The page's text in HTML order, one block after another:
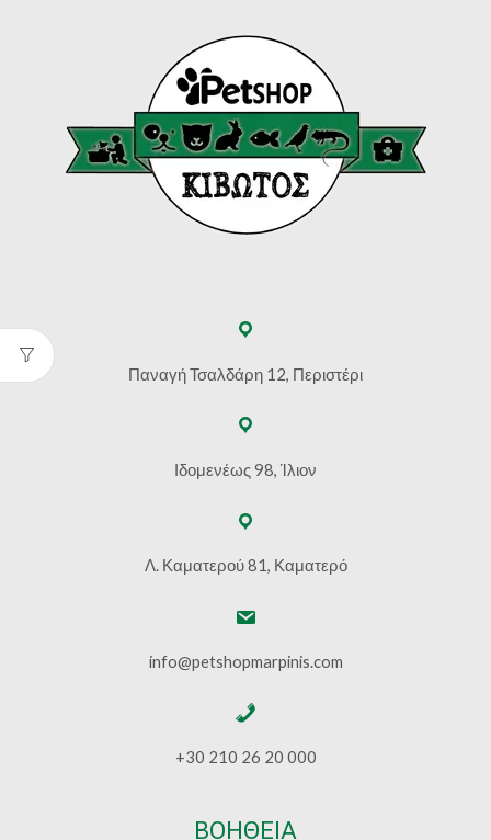
Παναγή Τσαλδάρη 12, Περιστέρι
Ιδομενέως 98, Ίλιον
Λ. Καματερού 81, Καματερό
info@petshopmarpinis.com
+30 210 26 20 000
ΒΟΗΘΕΙΑ